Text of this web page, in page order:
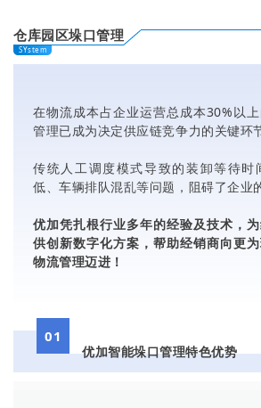
仓库园区垛口管理
SYstem
在物流成本占企业运营总成本30%以
管理已成为决定供应链竞争力的关键环节
传统人工调度模式导致的装卸等待时
低、车辆排队混乱等问题，阻碍了企业
优加凭扎根行业多年的经验及技术，
供创新数字化方案，帮助经销商向更
物流管理迈进！
01
优加智能垛口管理特色优势